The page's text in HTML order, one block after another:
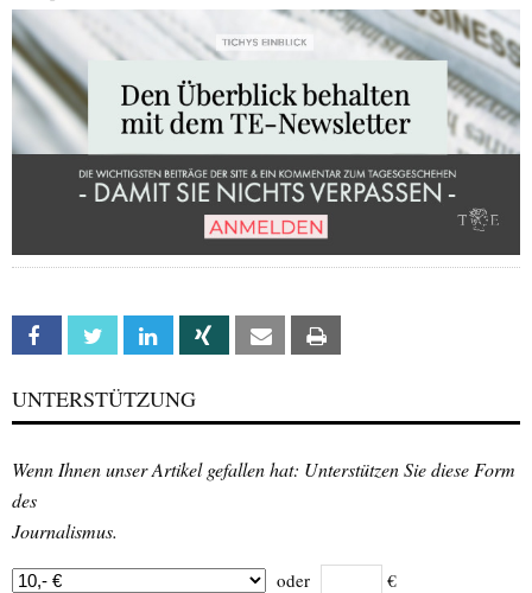
Facebook Twitter Linkedin Xing Email
UNTERSTÜTZUNG
Wenn Ihnen unser Artikel gefallen hat: Unterstützen Sie diese Form
des
Journalismus.
oder €